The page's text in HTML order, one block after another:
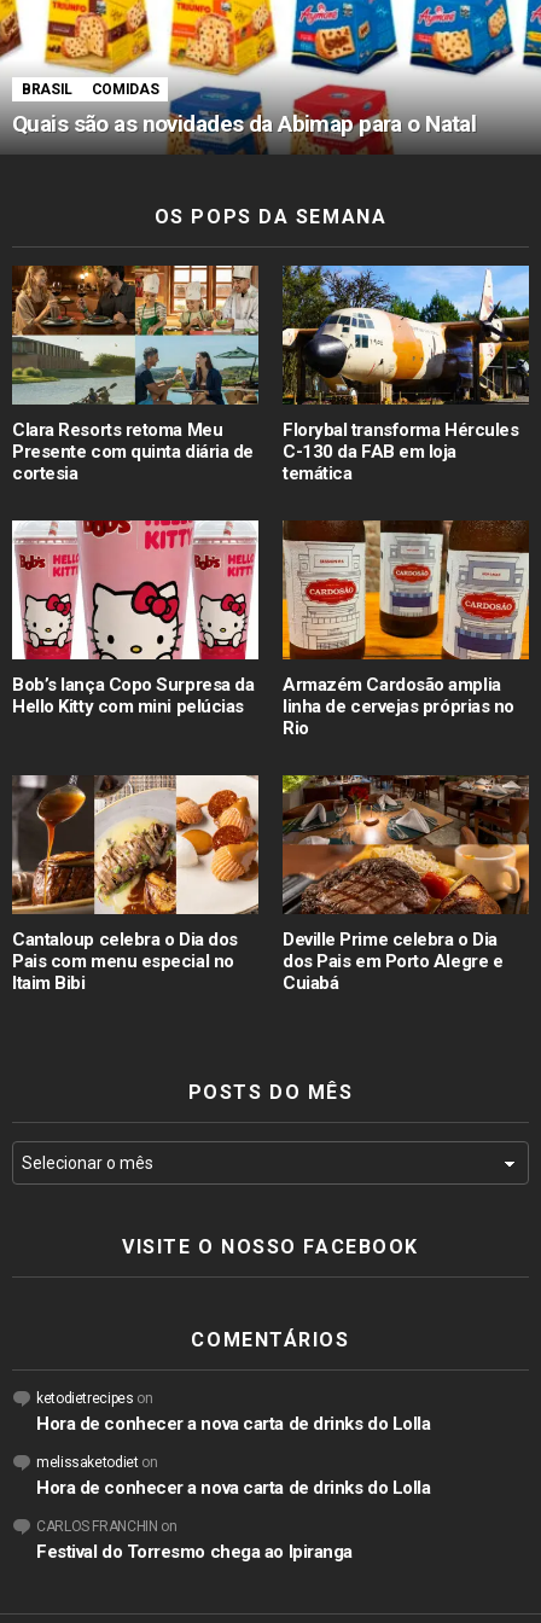
BRASIL COMIDAS
Quais são as novidades da Abimap para o Natal
OS POPS DA SEMANA
Clara Resorts retoma Meu
Presente com quinta diária de
cortesia
Florybal transforma Hércules
C-130 da FAB em loja
temática
Bob’s lança Copo Surpresa da
Hello Kitty com mini pelúcias
Armazém Cardosão amplia
linha de cervejas próprias no
Rio
Cantaloup celebra o Dia dos
Pais com menu especial no
Itaim Bibi
Deville Prime celebra o Dia
dos Pais em Porto Alegre e
Cuiabá
POSTS DO MÊS
VISITE O NOSSO FACEBOOK
COMENTÁRIOS
ketodietrecipes on
Hora de conhecer a nova carta de drinks do Lolla
melissaketodieton
Hora de conhecer a nova carta de drinks do Lolla
CARLOS FRANCHIN on
Festival do Torresmo chega ao Ipiranga